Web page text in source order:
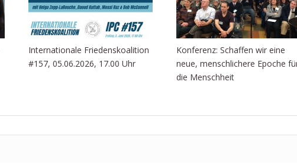
Internationale Friedenskoalition
#157, 05.06.2026, 17.00 Uhr
Konferenz: Schaffen wir eine
neue, menschlichere Epoche
die Menschheit